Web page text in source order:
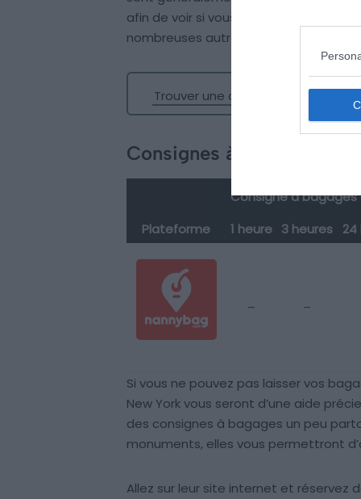
afin de voir si vous pouvez laisser vos
nombreuses autres options s’offrent à
Trouver une consigne à bagages à
Consignes à bagages à
Consigne à bagages
Plateforme
1 heure 3 heures 24
– –
Si vous ne pouvez pas laisser vos
New York vous seront d’une aide
des consignes à bagages un peu
monuments, elles vous permettront
Allez sur leur site internet et réservez